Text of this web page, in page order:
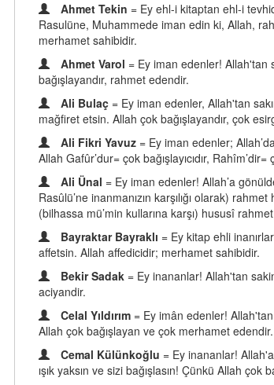
Ahmet Tekin = Ey ehl-i kitaptan ehl-i tevhid
Rasulüne, Muhammede iman edin ki, Allah,
merhamet sahibidir.
Ahmet Varol = Ey iman edenler! Allah'tan
bağışlayandır, rahmet edendir.
Ali Bulaç = Ey iman edenler, Allah'tan
mağfiret etsin. Allah çok bağışlayandır, çok
Ali Fikri Yavuz = Ey iman edenler;
Allah Gafûr’dur= çok bağışlayıcıdır,
Ali Ünal = Ey iman edenler! Allah’a
Rasûlü’ne inanmanızın karşılığı olarak)
(bilhassa mü’min kullarına karşı) hususî
Bayraktar Bayraklı = Ey kitap ehli
affetsin. Allah affedicidir; merhamet sahibidir.
Bekir Sadak = Ey inananlar! Allah'tan
aciyandir.
Celal Yıldırım = Ey imân edenler!
Allah çok bağışlayan ve çok merhamet edendir.
Cemal Külünkoğlu = Ey inananlar!
ışık yaksın ve sizi bağışlasın! Çünkü Allah